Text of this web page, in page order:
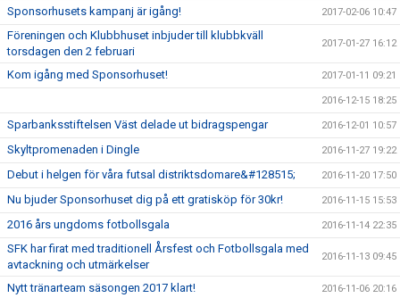
Sponsorhusets kampanj är igång! 2017-02-06 10:47
Föreningen och Klubbhuset inbjuder till klubbkväll
torsdagen den 2 februari
2017-01-27 16:12
Kom igång med Sponsorhuset! 2017-01-11 09:21
2016-12-15 18:25
Sparbanksstiftelsen Väst delade ut bidragspengar 2016-12-01 10:57
Skyltpromenaden i Dingle 2016-11-27 19:22
Debut i helgen för våra futsal distriktsdomare&#128515; 2016-11-20 17:50
Nu bjuder Sponsorhuset dig på ett gratisköp för 30kr! 2016-11-15 15:53
2016 års ungdoms fotbollsgala 2016-11-14 22:35
SFK har firat med traditionell Årsfest och Fotbollsgala med
avtackning och utmärkelser
2016-11-13 09:45
Nytt tränarteam säsongen 2017 klart! 2016-11-06 20:16